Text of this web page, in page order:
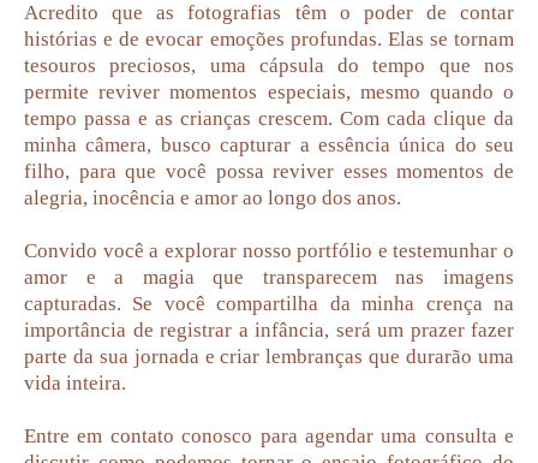
Acredito que as fotografias têm o poder de contar
histórias e de evocar emoções profundas. Elas se tornam
tesouros preciosos, uma cápsula do tempo que nos
permite reviver momentos especiais, mesmo quando o
tempo passa e as crianças crescem. Com cada clique da
minha câmera, busco capturar a essência única do seu
filho, para que você possa reviver esses momentos de
alegria, inocência e amor ao longo dos anos.
Convido você a explorar nosso portfólio e testemunhar o
amor e a magia que transparecem nas imagens
capturadas. Se você compartilha da minha crença na
importância de registrar a infância, será um prazer fazer
parte da sua jornada e criar lembranças que durarão uma
vida inteira.
Entre em contato conosco para agendar uma consulta e